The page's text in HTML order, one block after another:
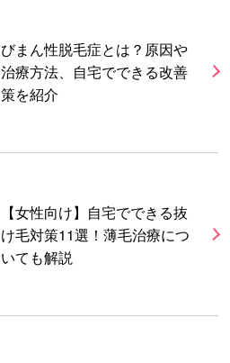
びまん性脱毛症とは？原因や
治療方法、自宅でできる改善
策を紹介
【女性向け】自宅でできる抜
け毛対策11選！薄毛治療につ
いても解説